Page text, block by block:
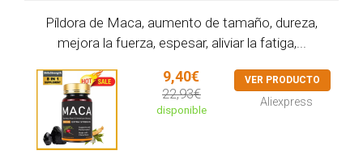
Píldora de Maca, aumento de tamaño, dureza,
mejora la fuerza, espesar, aliviar la fatiga,...
9,40€
22,93€
disponible
VER PRODUCTO
Aliexpress